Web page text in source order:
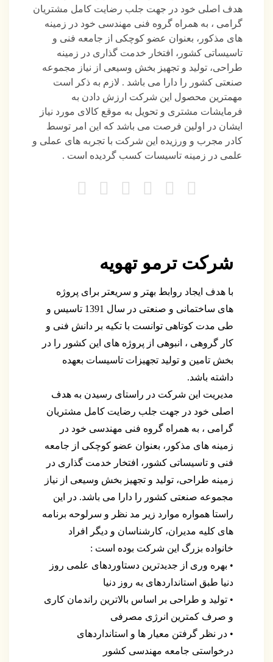
هدف اصلی خود در جهت جلب رضایت کامل مشتریان
گرامی ، به همراه گروه فنی مهندسی خود در زمینه
های مذکور، بعنوان عضو کوچکی از جامعه فنی و
تاسیساتی کشور، افتخار خدمت گذاری در زمینه
طراحی، تولید و تجهیز بخش وسیعی از نیاز مجموعه
صنعتی کشور را دارا می باشد . لازم به ذکر است
مهمترین محصول این شرکت ارزش دادن به
فرمایشات مشتری و تحویل به موقع کالای مورد نیاز
ایشان در اولین فرصت می باشد که این امر توسط
کادر مجرب و ورزیده این شرکت با تجربه های عملی و
علمی در زمینه تاسیسات کسب گردیده است .
شرکت ترمو تهویه
با هدف ایجاد روابط بهتر و سریعتر برای پروژه
های ساختمانی و صنعتی در سال 1391 تاسیس و
طی مدت کوتاهی توانست با تکیه بر دانش فنی و
کار گروهی ، انبوهی از پروژه های این کشور را در
بخش تامین و تولید تجهیزات تاسیسات بعهده
داشته باشد.
مدیریت این شرکت در راستای رسیدن به هدف
اصلی خود در جهت جلب رضایت کامل مشتریان
گرامی ، به همراه گروه فنی مهندسی خود در
زمینه های مذکور، بعنوان عضو کوچکی از جامعه
فنی و تاسیساتی کشور، افتخار خدمت گذاری در
زمینه طراحی، تولید و تجهیز بخش وسیعی از نیاز
مجموعه صنعتی کشور را دارا می باشد. در این
راستا همواره موارد زیر مد نظر و سرلوحه برنامه
های کلیه مدیران، کارشناسان و دیگر افراد
خانواده بزرگ این شرکت بوده است :
• بهره وری از جدیدترین دستاوردهای علمی روز
دنیا طبق استانداردهای به روز دنیا
• تولید و طراحی بر اساس بالاترین راندمان کاری
و صرف کمترین انرژی مصرفی
• در نظر گرفتن معیار ها و استانداردهای
درخواستی جامعه مهندسی کشور